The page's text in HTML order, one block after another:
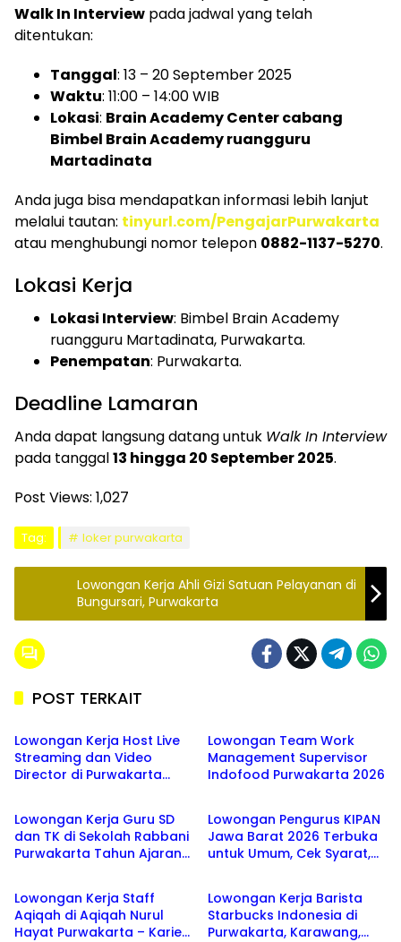
Walk In Interview pada jadwal yang telah
ditentukan:
Tanggal: 13 – 20 September 2025
Waktu: 11:00 – 14:00 WIB
Lokasi: Brain Academy Center cabang
Bimbel Brain Academy ruangguru
Martadinata
Anda juga bisa mendapatkan informasi lebih lanjut
melalui tautan: tinyurl.com/PengajarPurwakarta
atau menghubungi nomor telepon 0882-1137-5270.
Lokasi Kerja
Lokasi Interview: Bimbel Brain Academy
ruangguru Martadinata, Purwakarta.
Penempatan: Purwakarta.
Deadline Lamaran
Anda dapat langsung datang untuk Walk In Interview
pada tanggal13 hingga 20 September 2025.
Post Views: 1,027
Tag: loker purwakarta
Lowongan Kerja Ahli Gizi Satuan Pelayanan di
Bungursari, Purwakarta
POST TERKAIT
PURWAKARTA
Lowongan Kerja Host Live
Streaming dan Video
Director di Purwakarta
Lowongan Team Work
Management Supervisor
Indofood Purwakarta 2026
PURWAKARTA
Lowongan Kerja Guru SD
dan TK di Sekolah Rabbani
Purwakarta Tahun Ajaran
PURWAKARTA
Lowongan Pengurus KIPAN
Jawa Barat 2026 Terbuka
untuk Umum, Cek Syarat,
PURWAKARTA
Lowongan Kerja Staff
Aqiqah di Aqiqah Nurul
Hayat Purwakarta – Karier
PURWAKARTA
Lowongan Kerja Barista
Starbucks Indonesia di
Purwakarta, Karawang,